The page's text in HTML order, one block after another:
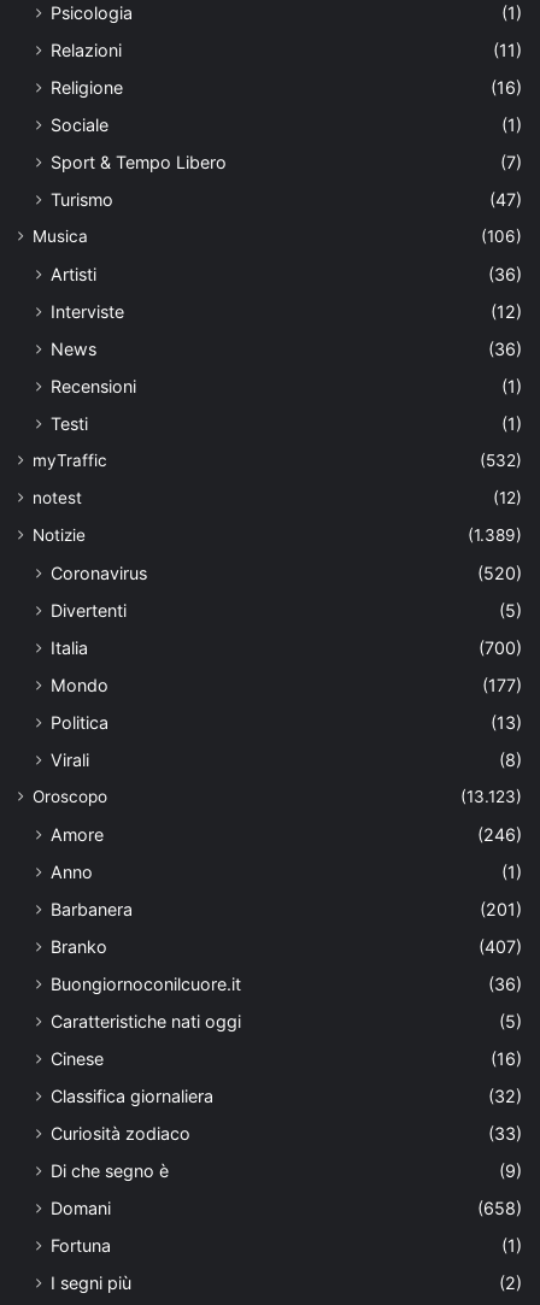
Psicologia
(1)
Relazioni
(11)
Religione
(16)
Sociale
(1)
Sport & Tempo Libero
(7)
Turismo
(47)
Musica (106)
Artisti
(36)
Interviste
(12)
News
(36)
Recensioni
(1)
Testi
(1)
myTraffic
(532)
notest
(12)
Notizie
(1.389)
Coronavirus
(520)
Divertenti
(5)
Italia
(700)
Mondo
(177)
Politica
(13)
Virali
(8)
Oroscopo (13.123)
Amore
(246)
Anno
(1)
Barbanera
(201)
Branko
(407)
Buongiornoconilcuore.it
(36)
Caratteristiche nati oggi
(5)
Cinese
(16)
Classifica giornaliera
(32)
Curiosità zodiaco
(33)
Di che segno è
(9)
Domani
(658)
Fortuna
(1)
I segni più
(2)